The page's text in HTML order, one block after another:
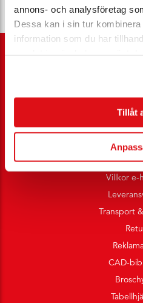
annons- och analysföretag
Dessa kan i sin tur
information som du har
Tillåt
Ansöka
Villkor e-
Transport
CAD-